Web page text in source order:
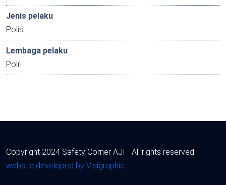
Jenis pelaku
Polisi
Lembaga pelaku
Polri
Copyright 2024 Safety Corner AJI - All rights reserved .
website developed by Visigraphic